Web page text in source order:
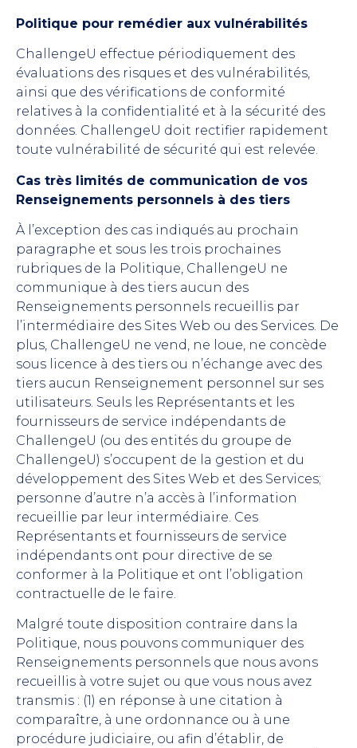
Politique pour remédier aux vulnérabilités
ChallengeU effectue périodiquement des
évaluations des risques et des vulnérabilités,
ainsi que des vérifications de conformité
relatives à la confidentialité et à la sécurité des
données. ChallengeU doit rectifier rapidement
toute vulnérabilité de sécurité qui est relevée.
Cas très limités de communication de vos
Renseignements personnels à des tiers
À l’exception des cas indiqués au prochain
paragraphe et sous les trois prochaines
rubriques de la Politique, ChallengeU ne
communique à des tiers aucun des
Renseignements personnels recueillis par
l’intermédiaire des Sites Web ou des Services. De
plus, ChallengeU ne vend, ne loue, ne concède
sous licence à des tiers ou n’échange avec des
tiers aucun Renseignement personnel sur ses
utilisateurs. Seuls les Représentants et les
fournisseurs de service indépendants de
ChallengeU (ou des entités du groupe de
ChallengeU) s’occupent de la gestion et du
développement des Sites Web et des Services;
personne d’autre n’a accès à l’information
recueillie par leur intermédiaire. Ces
Représentants et fournisseurs de service
indépendants ont pour directive de se
conformer à la Politique et ont l’obligation
contractuelle de le faire.
Malgré toute disposition contraire dans la
Politique, nous pouvons communiquer des
Renseignements personnels que nous avons
recueillis à votre sujet ou que vous nous avez
transmis : (1) en réponse à une citation à
comparaître, à une ordonnance ou à une
procédure judiciaire, ou afin d’établir, de